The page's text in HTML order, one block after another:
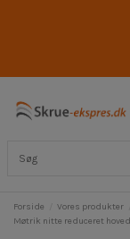
Forside Vores produkter
Møtrik nitte reduceret hoved